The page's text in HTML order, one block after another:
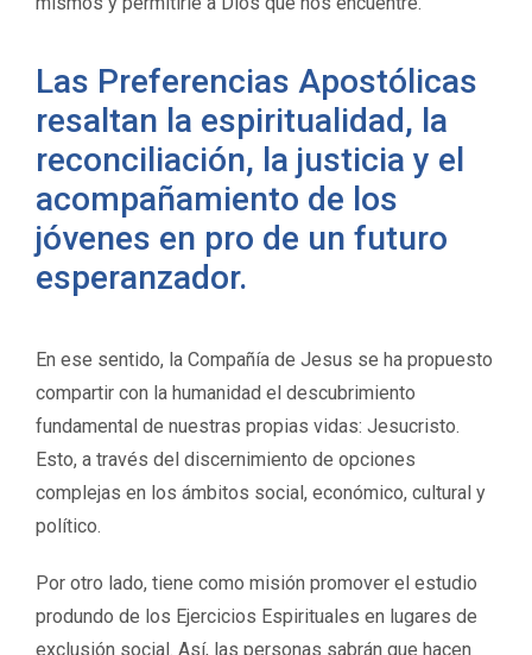
Las Preferencias Apostólicas
resaltan la espiritualidad, la
reconciliación, la justicia y el
acompañamiento de los
jóvenes en pro de un futuro
esperanzador.
En ese sentido, la Compañía de Jesus se ha propuesto
compartir con la humanidad el descubrimiento
fundamental de nuestras propias vidas: Jesucristo.
Esto, a través del discernimiento de opciones
complejas en los ámbitos social, económico, cultural y
político.
Por otro lado, tiene como misión promover el estudio
produndo de los Ejercicios Espirituales en lugares de
exclusión social. Así, las personas sabrán que hacen